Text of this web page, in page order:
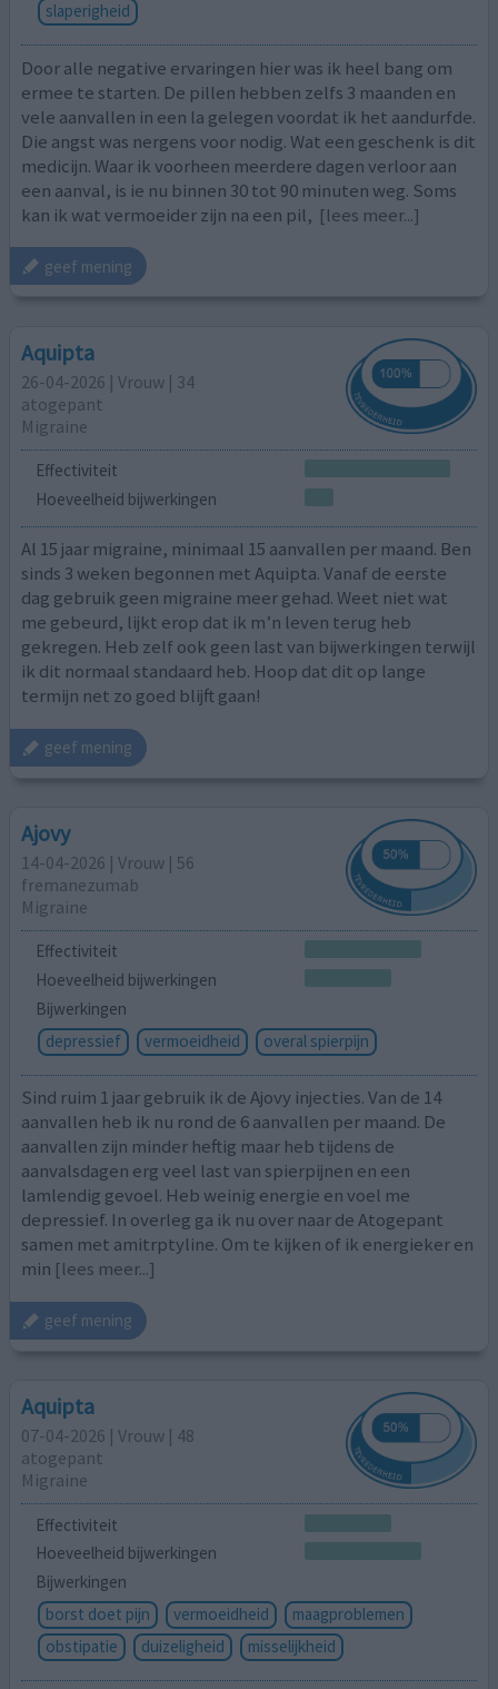
slaperigheid
Door alle negative ervaringen hier was ik heel bang om
ermee te starten. De pillen hebben zelfs 3 maanden en
vele aanvallen in een la gelegen voordat ik het aandurfde.
Die angst was nergens voor nodig. Wat een geschenk is dit
medicijn. Waar ik voorheen meerdere dagen verloor aan
een aanval, is ie nu binnen 30 tot 90 minuten weg. Soms
kan ik wat vermoeider zijn na een pil, [lees meer...]
geef mening
Aquipta
26-04-2026 | Vrouw | 34
atogepant
Migraine
Effectiviteit
Hoeveelheid bijwerkingen
Al 15 jaar migraine, minimaal 15 aanvallen per maand. Ben
sinds 3 weken begonnen met Aquipta. Vanaf de eerste
dag gebruik geen migraine meer gehad. Weet niet wat
me gebeurd, lijkt erop dat ik m’n leven terug heb
gekregen. Heb zelf ook geen last van bijwerkingen terwijl
ik dit normaal standaard heb. Hoop dat dit op lange
termijn net zo goed blijft gaan!
geef mening
Ajovy
14-04-2026 | Vrouw | 56
fremanezumab
Migraine
Effectiviteit
Hoeveelheid bijwerkingen
Bijwerkingen
depressief
vermoeidheid overal spierpijn
Sind ruim 1 jaar gebruik ik de Ajovy injecties. Van de 14
aanvallen heb ik nu rond de 6 aanvallen per maand. De
aanvallen zijn minder heftig maar heb tijdens de
aanvalsdagen erg veel last van spierpijnen en een
lamlendig gevoel. Heb weinig energie en voel me
depressief. In overleg ga ik nu over naar de Atogepant
samen met amitrptyline. Om te kijken of ik energieker en
min [lees meer...]
geef mening
Aquipta
07-04-2026 | Vrouw | 48
atogepant
Migraine
Effectiviteit
Hoeveelheid bijwerkingen
Bijwerkingen
borst doet pijn
vermoeidheid
maagproblemen
obstipatie
duizeligheid misselijkheid